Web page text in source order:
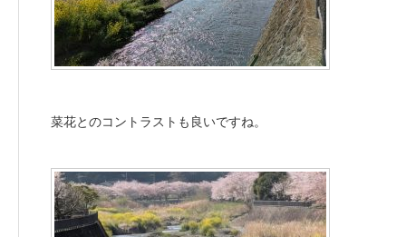
菜花とのコントラストも良いですね。